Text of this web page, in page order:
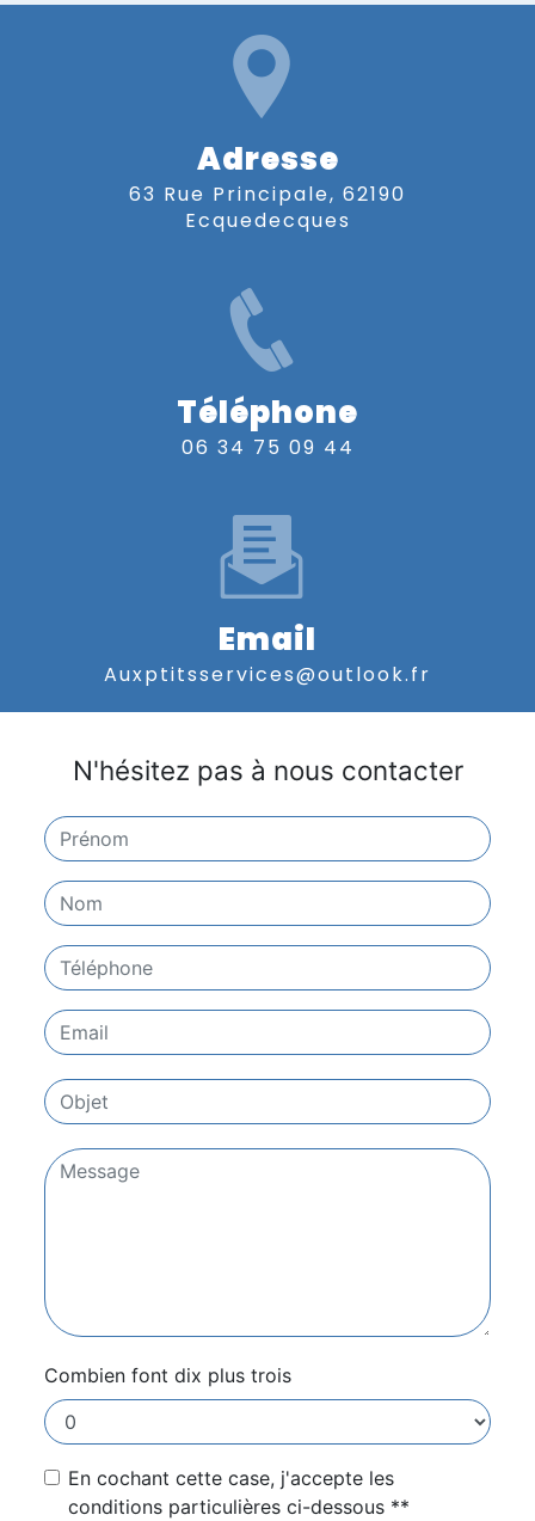
Adresse
63 Rue Principale, 62190
Ecquedecques
Téléphone
06 34 75 09 44
Email
auxptitsservices@outlook.fr
N'hésitez pas à nous contacter
Combien font dix plus trois
En cochant cette case, j'accepte les
conditions particulières ci-dessous **